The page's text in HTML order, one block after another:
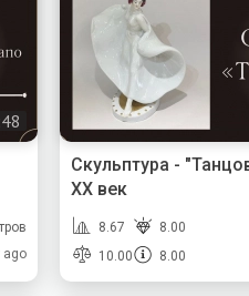
ago
Скульптура -
XX век
8.67
8.00
10.00
8.00